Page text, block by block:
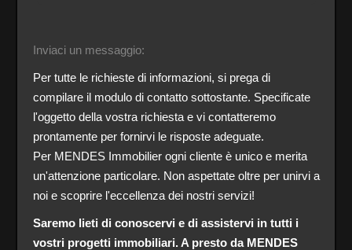
Inviaci un messaggio:
Per tutte le richieste di informazioni, si prega di
compilare il modulo di contatto sottostante. Specificate
l'oggetto della vostra richiesta e vi contatteremo
prontamente per fornirvi le risposte adeguate.
Per MENDES Immobilier ogni cliente è unico e merita
un'attenzione particolare. Non aspettate oltre per unirvi a
noi e scoprire l'eccellenza dei nostri servizi!
Saremo lieti di conoscervi e di assistervi in tutti i
vostri progetti immobiliari. A presto da MENDES